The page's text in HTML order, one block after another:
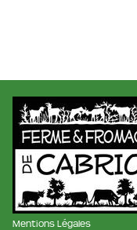
Mentions Légales